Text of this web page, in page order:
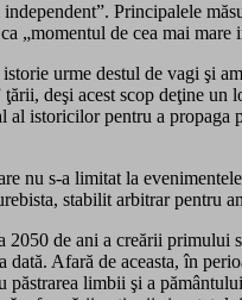
Principalele
„momentul de cea mai
urme destul de vagi şi
deşi acest scop deţine
istoricilor pentru a
s-a limitat la
stabilit arbitrar pentru
de ani a creării primului
Afară de aceasta, în
limbii şi a